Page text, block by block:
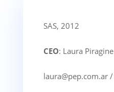
SAS, 2012
CEO: Laura Piragine
laura@pep.com.ar /